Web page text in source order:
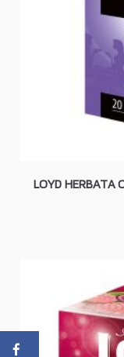
LOYD HERBATA